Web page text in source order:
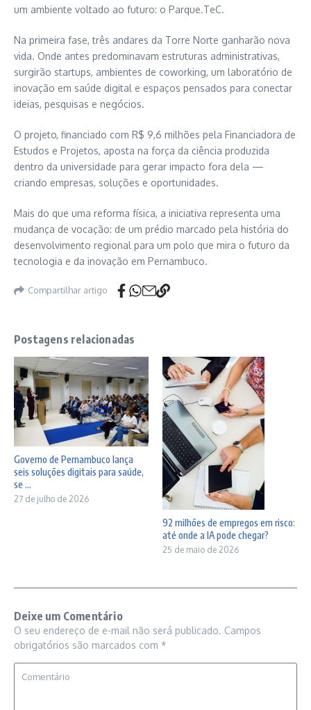
um ambiente voltado ao futuro: o Parque.TeC.
Na primeira fase, três andares da Torre Norte ganharão nova
vida. Onde antes predominavam estruturas administrativas,
surgirão startups, ambientes de coworking, um laboratório de
inovação em saúde digital e espaços pensados para conectar
ideias, pesquisas e negócios.
O projeto, financiado com R$ 9,6 milhões pela Financiadora de
Estudos e Projetos, aposta na força da ciência produzida
dentro da universidade para gerar impacto fora dela —
criando empresas, soluções e oportunidades.
Mais do que uma reforma física, a iniciativa representa uma
mudança de vocação: de um prédio marcado pela história do
desenvolvimento regional para um polo que mira o futuro da
tecnologia e da inovação em Pernambuco.
Compartilhar artigo
Postagens relacionadas
Governo de Pernambuco lança
seis soluções digitais para saúde,
se ...
27 de julho de 2026
92 milhões de empregos em risco:
até onde a IA pode chegar?
25 de maio de 2026
Deixe um Comentário
O seu endereço de e-mail não será publicado. Campos
obrigatórios são marcados com *